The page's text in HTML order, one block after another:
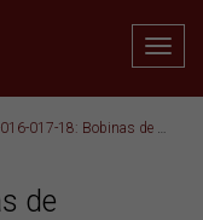
017-18: Bobinas de lanzamiento para OTDR
de